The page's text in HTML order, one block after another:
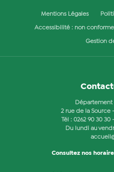
Mentions Légales
Accessibilité : non conforme
Gestion
Département
2 rue de la Source
Tél : 0262 90 30 30
Du lundi au
Consultez nos